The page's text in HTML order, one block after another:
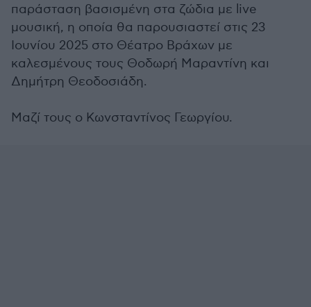
παράσταση βασισμένη στα ζώδια με live
μουσική, η οποία θα παρουσιαστεί στις 23
Ιουνίου 2025 στο Θέατρο Βράχων με
καλεσμένους τους Θοδωρή Μαραντίνη και
Δημήτρη Θεοδοσιάδη.
Μαζί τους ο Κωνσταντίνος Γεωργίου.